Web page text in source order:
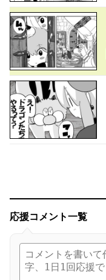
応援コメント一覧